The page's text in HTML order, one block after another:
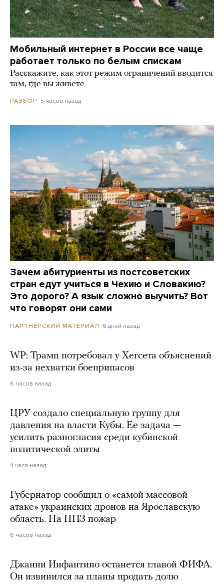
Мобильный интернет в России все чаще
работает только по белым спискам
Расскажите, как этот режим ограничений вводится
там, где вы живете
РАЗБОР 5 часов назад
Зачем абитуриенты из постсоветских
стран едут учиться в Чехию и Словакию?
Это дорого? А язык сложно выучить? Вот
что говорят они сами
ПАРТНЕРСКИЙ МАТЕРИАЛ 6 дней назад
WP: Трамп потребовал у Хегсета объяснений
из-за нехватки боеприпасов
6 часов назад
ЦРУ создало специальную группу для
давления на власти Кубы. Ее задача —
усилить разногласия среди кубинской
политической элиты
4 часа назад
Губернатор сообщил о «самой массовой
атаке» украинских дронов на Ярославскую
область. На НПЗ пожар
6 часов назад
Джанни Инфантино останется главой ФИФА.
Он извинился за планы продать долю